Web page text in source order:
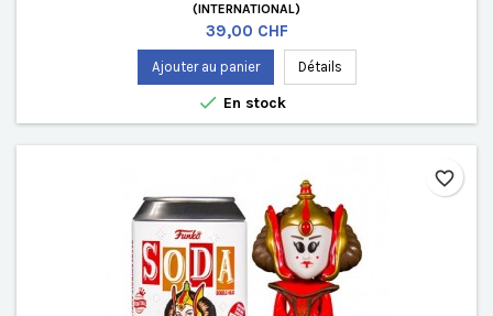
(INTERNATIONAL)
Prix
39,00 CHF
Ajouter au panier Détails
 En stock
favorite_border